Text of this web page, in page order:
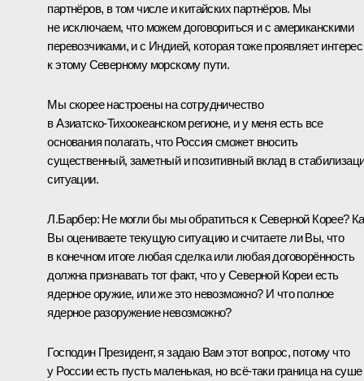
партнёров, в том числе и китайских партнёров. Мы
не исключаем, что можем договориться и с американскими
перевозчиками, и с Индией, которая тоже проявляет интерес
к этому Северному морскому пути.
Мы скорее настроены на сотрудничество
в Азиатско‑Тихоокеанском регионе, и у меня есть все
основания полагать, что Россия сможет вносить
существенный, заметный и позитивный вклад в
ситуации.
Л.Барбер: Не могли бы мы обратиться к Северной Корее?
Вы оцениваете текущую ситуацию и считаете ли Вы, что
в конечном итоге любая сделка или любая договорённость
должна признавать тот факт, что у Северной Кореи есть
ядерное оружие, или же это невозможно? И что полное
ядерное разоружение невозможно?
Господин Президент, я задаю Вам этот вопрос, потому что
у России есть пусть маленькая, но всё‑таки граница на суше